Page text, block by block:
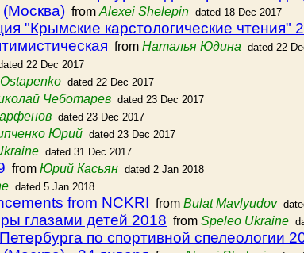
from Alexei Shelepin dated 18 Dec 2017
"Крымские карстологические чтения"
from Наталья Юдина dated 22
22 Dec 2017
dated 22 Dec 2017
Чеботарев dated 23 Dec 2017
dated 23 Dec 2017
Юрий dated 23 Dec 2017
dated 31 Dec 2017
from Юрий Касьян dated 2 Jan 2018
dated 5 Jan 2018
from NCKRI from Bulat Mavlyudov
глазами детей 2018 from Speleo Ukraine
по спортивной спелеологии